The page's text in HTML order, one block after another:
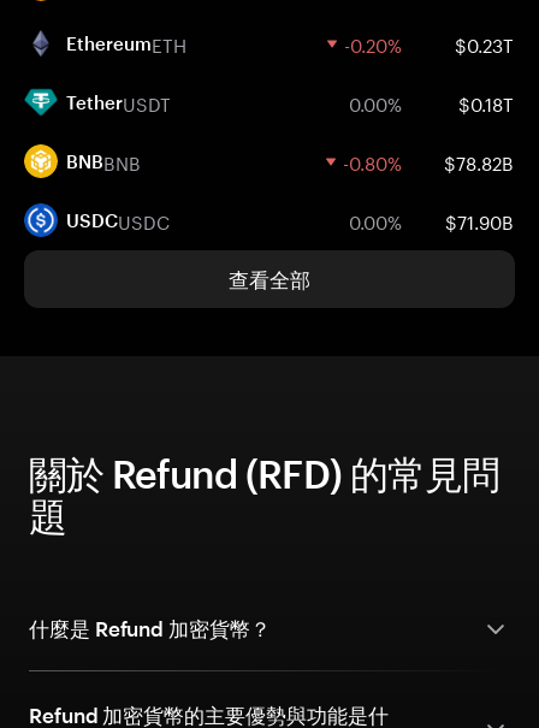
EthereumETH -0.20% $0.23T
TetherUSDT 0.00% $0.18T
BNBBNB -0.80% $78.82B
USDCUSDC 0.00% $71.90B
查看全部
關於 Refund (RFD) 的常見問
題
什麼是 Refund 加密貨幣？
Refund 加密貨幣的主要優勢與功能是什